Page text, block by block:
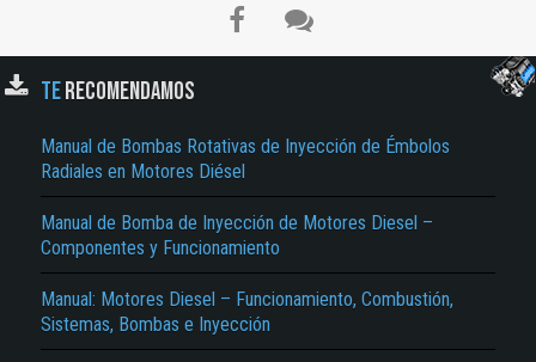
TERECOMENDAMOS
Manual de Bombas Rotativas de Inyección de Émbolos
Radiales en Motores Diésel
Manual de Bomba de Inyección de Motores Diesel –
Componentes y Funcionamiento
Manual: Motores Diesel – Funcionamiento, Combustión,
Sistemas, Bombas e Inyección
Texto o Imagen de portada son erróneos.